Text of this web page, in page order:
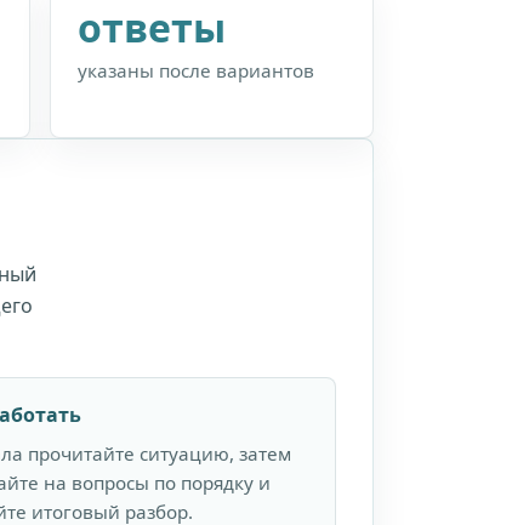
ответы
указаны после вариантов
прочитайте ситуацию, затем
на вопросы по порядку и
итоговый разбор.